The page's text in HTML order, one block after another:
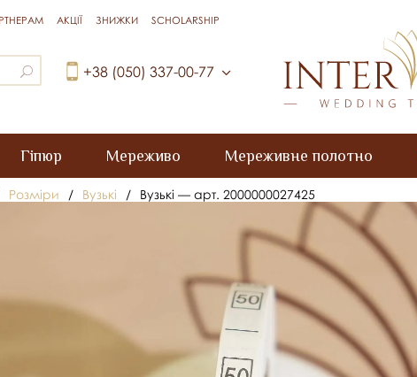
АКЦІЇ ЗНИЖКИ SCHOLARSHIP
+38 (050) 337-00-77
Гіпюр Мереживо Мереживне полотно
Розміри / Вузькі / Вузькі — арт. 2000000027425